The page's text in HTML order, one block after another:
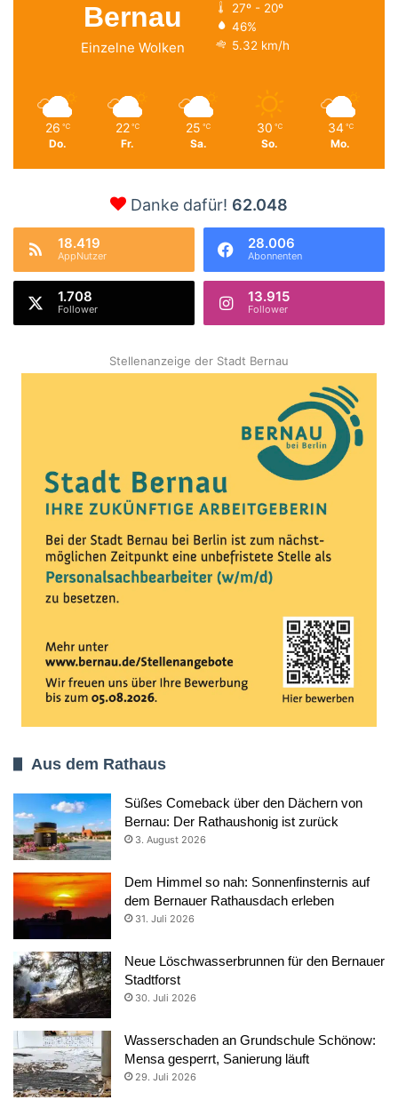
Bernau
Einzelne Wolken
27º - 20º
46%
5.32 km/h
26 ℃
Do.
22 ℃
Fr.
25 ℃
Sa.
30 ℃
So.
34 ℃
Mo.
Danke dafür! 62.048
18.419
AppNutzer
28.006
Abonnenten
1.708
Follower
13.915
Follower
Stellenanzeige der Stadt Bernau
Aus dem Rathaus
Süßes Comeback über den Dächern von
Bernau: Der Rathaushonig ist zurück
3. August 2026
Dem Himmel so nah: Sonnenfinsternis auf
dem Bernauer Rathausdach erleben
31. Juli 2026
Neue Löschwasserbrunnen für den Bernauer
Stadtforst
30. Juli 2026
Wasserschaden an Grundschule Schönow:
Mensa gesperrt, Sanierung läuft
29. Juli 2026